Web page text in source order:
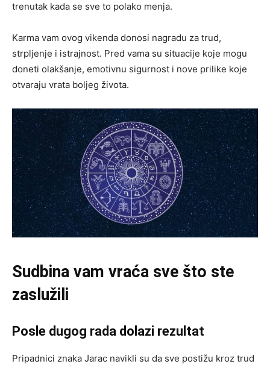
trenutak kada se sve to polako menja.
Karma vam ovog vikenda donosi nagradu za trud,
strpljenje i istrajnost. Pred vama su situacije koje mogu
doneti olakšanje, emotivnu sigurnost i nove prilike koje
otvaraju vrata boljeg života.
Sudbina vam vraća sve što ste
zaslužili
Posle dugog rada dolazi rezultat
Pripadnici znaka Jarac navikli su da sve postižu kroz trud